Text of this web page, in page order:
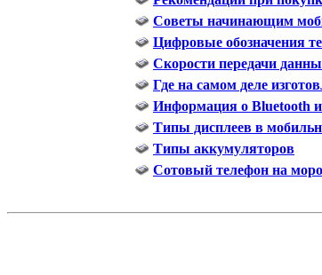
Советы начинающим
Цифровые обозначения
Скорости передачи
Где на самом деле
Информация о Bluetooth
Типы дисплеев в
Типы аккумуляторов
Сотовый телефон на